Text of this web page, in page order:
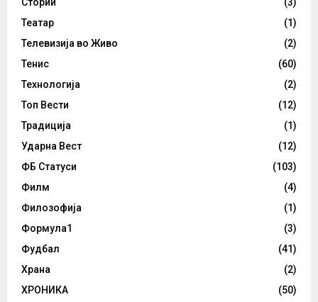
Театар
(1)
Телевизија во Живо
(2)
Тенис
(60)
Технологија
(2)
Топ Вести
(12)
Традиција
(1)
Ударна Вест
(12)
ФБ Статуси
(103)
Филм
(4)
Филозофија
(1)
Формула1
(3)
Фудбал
(41)
Храна
(2)
ХРОНИКА
(50)